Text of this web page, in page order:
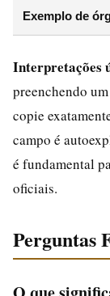
Exemplo de
Interpretações
preenchendo
copie
campo é
é fundamental
oficiais.
Perguntas